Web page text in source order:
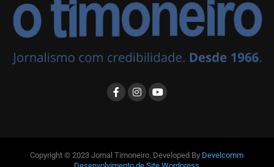
Copyright © 2023 Jornal Timoneiro. Developed By Develcomm